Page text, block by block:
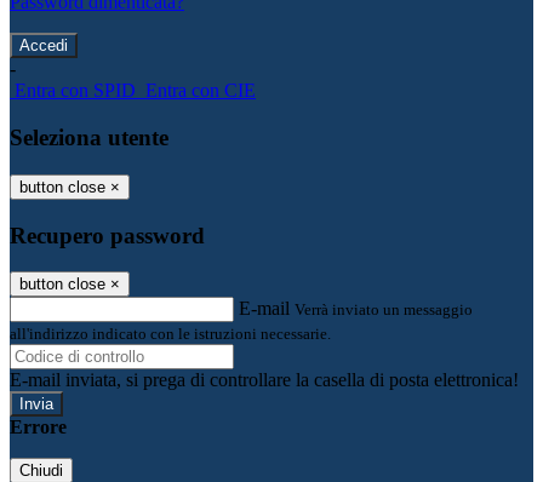
-
Entra con SPID Entra con CIE
Seleziona utente
button close ×
Recupero password
button close ×
E-mail Verrà inviato un messaggio
all'indirizzo indicato con le istruzioni necessarie.
E-mail inviata, si prega di controllare la casella di posta elettronica!
Errore
Chiudi